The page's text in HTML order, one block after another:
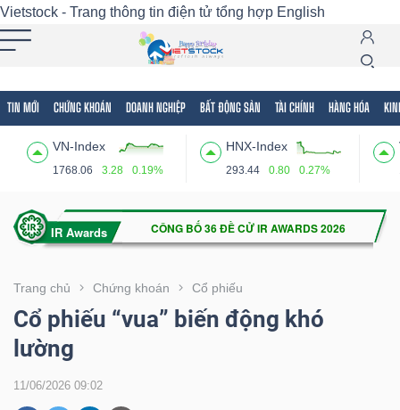
Vietstock - Trang thông tin điện tử tổng hợp English
TIN MỚI CHỨNG KHOÁN DOANH NGHIỆP BẤT ĐỘNG SẢN TÀI CHÍNH HÀNG HÓA
VN-Index
1768.06 3.28 0.19%
HNX-Index
293.44 0.80 0.27%
Trang chủ Chứng khoán Cổ phiếu
Cổ phiếu “vua” biến động khó
lường
11/06/2026 09:02
Tất cả Tính năng Ngành Mã chứng khoán
Tính
(-)
VIETSTOCK
CHỨNG